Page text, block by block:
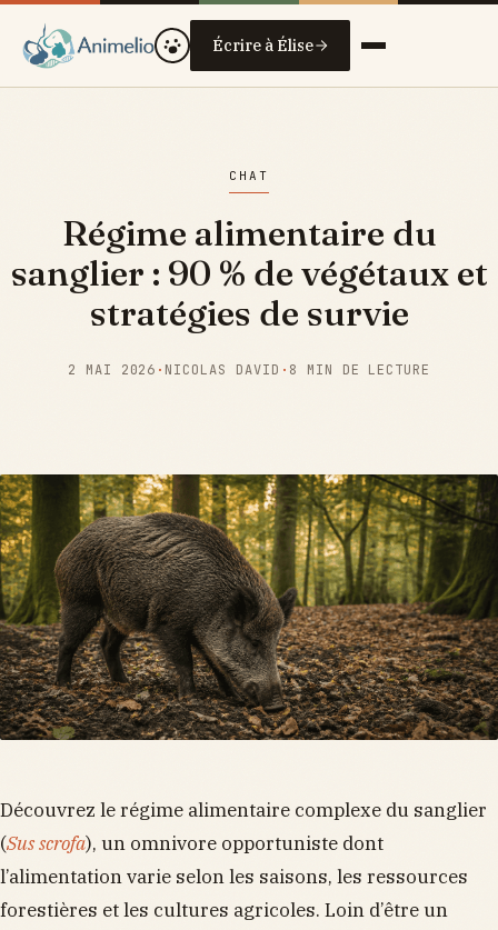
Écrire à Élise
CHAT
Régime alimentaire du
sanglier : 90 % de végétaux et
stratégies de survie
2 MAI 2026 · NICOLAS DAVID · 8 MIN DE LECTURE
Découvrez le régime alimentaire complexe du sanglier
(Sus scrofa), un omnivore opportuniste dont
l’alimentation varie selon les saisons, les ressources
forestières et les cultures agricoles. Loin d’être un